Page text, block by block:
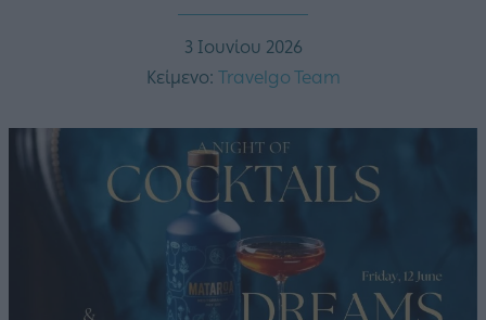
3 Ιουνίου 2026
Κείμενο: Travelgo Team